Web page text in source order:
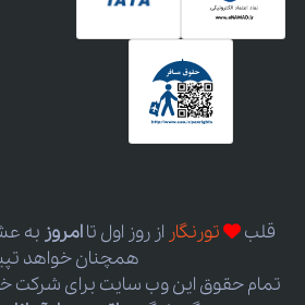
قلب تورنگار از روز اول تاامروز به
همچنان خواهد
تمام حقوق این وب سایت برای شرکت